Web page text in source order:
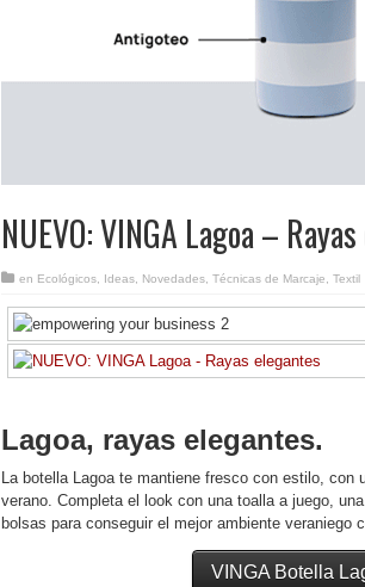
NUEVO: VINGA Lagoa –
en Ecológicos Ideas Novedades Técnicas de Marcaje Textil
Lagoa, rayas elegantes.
La botella Lagoa te mantiene fresco con estilo,
verano. Completa el look con una toalla a juego,
bolsas para conseguir el mejor ambiente veraniego
VINGA Botella